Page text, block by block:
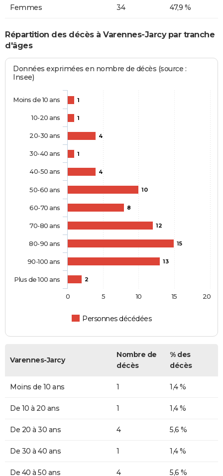
Femmes 34 47,9 %
Répartition des décès à Varennes-Jarcy par tranche
d'âges
Données exprimées en nombre de décès (source :
Insee)
1
1
4
1
4
10
8
12
15
13
2
Personnes décédées
Moins de 10 ans
10-20 ans
20-30 ans
30-40 ans
40-50 ans
50-60 ans
60-70 ans
70-80 ans
80-90 ans
90-100 ans
Plus de 100 ans
0 5 10 15 20
Varennes-Jarcy
Nombre de
décès
% des
décès
Moins de 10 ans 1 1,4 %
De 10 à 20 ans 1 1,4 %
De 20 à 30 ans 4 5,6 %
De 30 à 40 ans 1 1,4 %
De 40 à 50 ans 4 5,6 %